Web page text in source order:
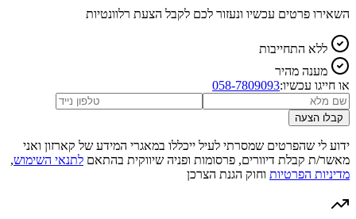
השאירו פרטים עכשיו ונעזור לכם לקבל הצעת רלוונטיות
ללא התחייבות
מענה מהיר
או חייגו עכשיו:058-7809093
קבלו הצעה
ידוע לי שהפרטים שמסרתי לעיל ייכללו במאגרי המידע של קארזון ואני
מאשר/ת קבלת דיוורים, פרסומות ופניה שיווקית בהתאם לתנאי השימוש,
מדיניות הפרטיות וחוק הגנת הצרכן